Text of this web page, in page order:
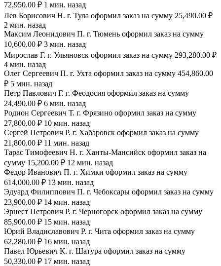
72,950.00 ₽ 1 мин. назад
Лев Борисович Н. г. Тула оформил заказ на сумму 25,490.00 ₽
2 мин. назад
Максим Леонидович П. г. Тюмень оформил заказ на сумму
10,600.00 ₽ 3 мин. назад
Мирослав Г. г. Ульяновск оформил заказ на сумму 293,280.00 ₽
4 мин. назад
Олег Сергеевич П. г. Ухта оформил заказ на сумму 454,860.00
₽ 5 мин. назад
Петр Павлович Г. г. Феодосия оформил заказ на сумму
24,490.00 ₽ 6 мин. назад
Родион Сергеевич Т. г. Фрязино оформил заказ на сумму
27,800.00 ₽ 10 мин. назад
Сергей Петрович Р. г. Хабаровск оформил заказ на сумму
21,800.00 ₽ 11 мин. назад
Тарас Тимофеевич Н. г. Ханты-Мансийск оформил заказ на
сумму 15,200.00 ₽ 12 мин. назад
Федор Иванович П. г. Химки оформил заказ на сумму
614,000.00 ₽ 13 мин. назад
Эдуард Филиппович П. г. Чебоксары оформил заказ на сумму
23,900.00 ₽ 14 мин. назад
Эрнест Петрович Р. г. Черногорск оформил заказ на сумму
85,900.00 ₽ 15 мин. назад
Юрий Владиславович Р. г. Чита оформил заказ на сумму
62,280.00 ₽ 16 мин. назад
Павел Юрьевич К. г. Шатура оформил заказ на сумму
50,330.00 ₽ 17 мин. назад